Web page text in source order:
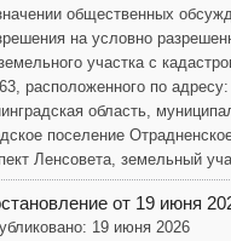
общественных
на условно
участка с
расположенного по
область,
поселение
Ленсовета, земельный
от 19 июня
19 июня 2026